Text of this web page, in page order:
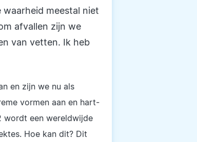
meestal niet
afvallen zijn we
van vetten. Ik heb
en zijn we nu als
vormen aan en hart-
wordt een wereldwijde
Hoe kan dit? Dit